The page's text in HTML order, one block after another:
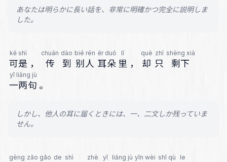
あなたは明らかに長い話を、非常に明確かつ完全に説明しま
した。
kě shì
可是 ，
chuán
传
dào
到
bié rén
别人
ěr duǒ
耳朵
lǐ
里 ，
què
却
zhǐ
只
shèng xià
剩下
yī liǎng jù
一两句 。
しかし、他人の耳に届くときには、一、二文しか残っていま
せん。
gèng zāo gāo de shì zhè yī liǎng jù yīn wèi shī qù le